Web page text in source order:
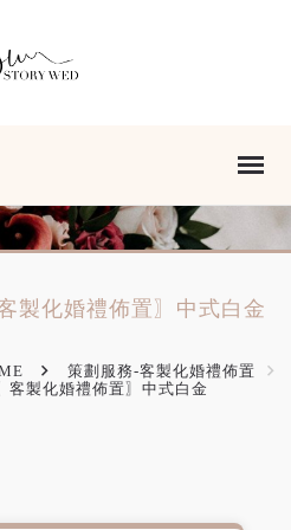
製化婚禮佈置〗中式白金
策劃服務-客製化婚禮佈置
客製化婚禮佈置〗中式白金